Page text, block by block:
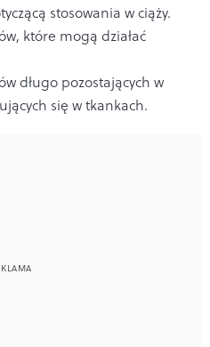
stosowania w ciąży.
które mogą działać
długo pozostających w
się w tkankach.